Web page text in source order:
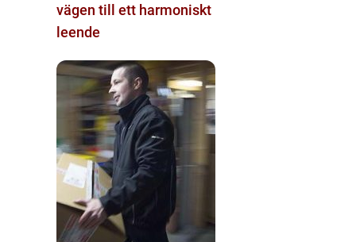
vägen till ett harmoniskt
leende